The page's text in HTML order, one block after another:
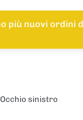
più nuovi ordini
Occhio sinistro